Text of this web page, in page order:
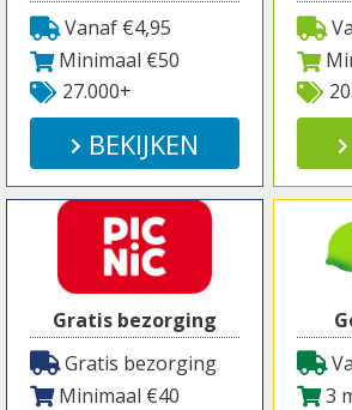
Vanaf €4,95
Minimaal €50
27.000+
BEKIJKEN
Gratis bezorging
Gratis bezorging
Minimaal €40
3